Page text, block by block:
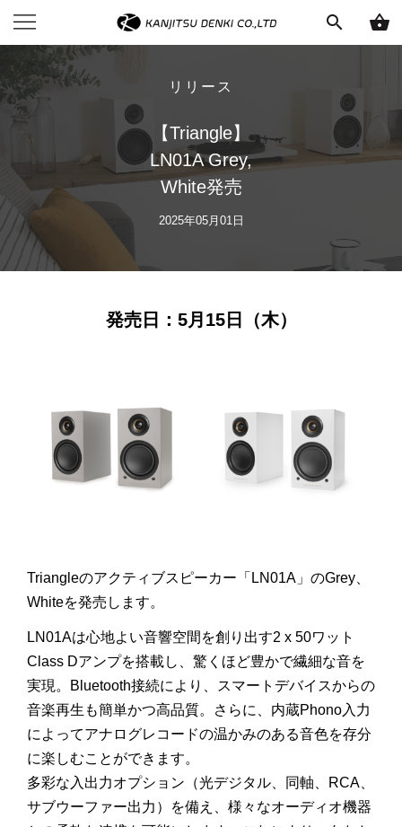
search shopping_basket
リリース
【Triangle】
LN01A Grey,
White発売
2025年05月01日
発売日：5月15日（木）
Triangleのアクティブスピーカー「LN01A」のGrey、
Whiteを発売します。
LN01Aは心地よい音響空間を創り出す2 x 50ワット
Class Dアンプを搭載し、驚くほど豊かで繊細な音を
実現。Bluetooth接続により、スマートデバイスからの
音楽再生も簡単かつ高品質。さらに、内蔵Phono入力
によってアナログレコードの温かみのある音色を存分
に楽しむことができます。
多彩な入出力オプション（光デジタル、同軸、RCA、
サブウーファー出力）を備え、様々なオーディオ機器